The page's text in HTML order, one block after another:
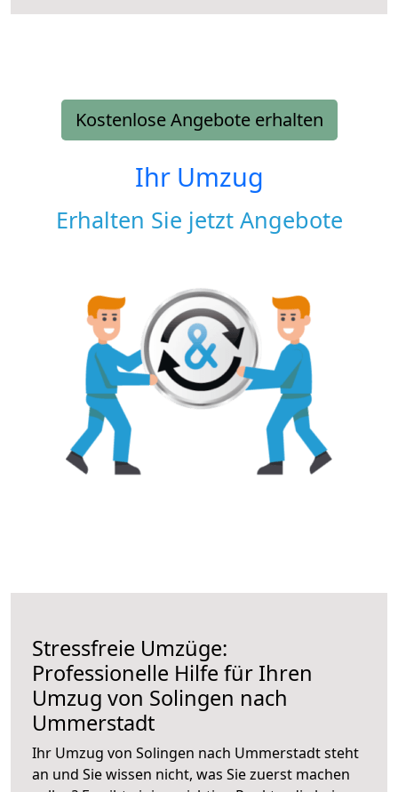
Kostenlose Angebote erhalten
Ihr Umzug
Erhalten Sie jetzt Angebote
Stressfreie Umzüge:
Professionelle Hilfe für Ihren
Umzug von Solingen nach
Ummerstadt
Ihr Umzug von Solingen nach Ummerstadt steht
an und Sie wissen nicht, was Sie zuerst machen